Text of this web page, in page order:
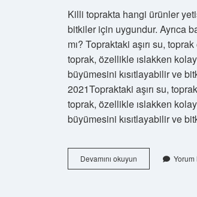
Killi toprakta hangi ürünler
bitkiler için uygundur. Ayrıca
mı? Topraktaki aşırı su,
toprak, özellikle ıslakken
büyümesini kısıtlayabilir ve
2021Topraktaki aşırı su,
toprak, özellikle ıslakken
büyümesini kısıtlayabilir ve
Devamını okuyun
Arazide
Yorum